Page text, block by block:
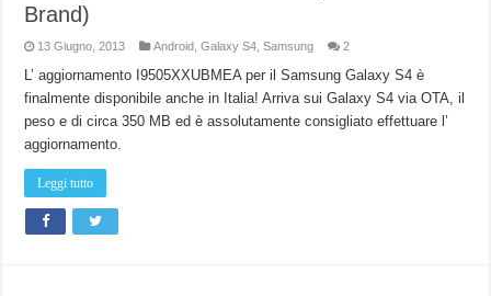
Brand)
13 Giugno, 2013 Android ,Galaxy S4 ,Samsung 2
L’ aggiornamento I9505XXUBMEA per il Samsung Galaxy S4 è
finalmente disponibile anche in Italia! Arriva sui Galaxy S4 via OTA, il
peso e di circa 350 MB ed è assolutamente consigliato effettuare l’
aggiornamento.
Leggi tutto